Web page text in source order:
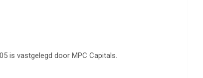
is vastgelegd door MPC Capitals.